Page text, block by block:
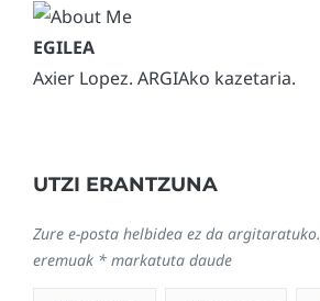
Axier Lopez. ARGIAko kazetaria.
UTZI ERANTZUNA
Zure e-posta helbidea ez da argitaratuko.
eremuak * markatuta daude